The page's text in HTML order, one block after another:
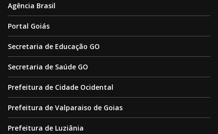
Agência Brasil
Portal Goiás
Secretaria de Educação GO
Secretaria de Saúde GO
Prefeitura de Cidade Ocidental
Prefeitura de Valparaiso de Goias
Prefeitura de Luziânia